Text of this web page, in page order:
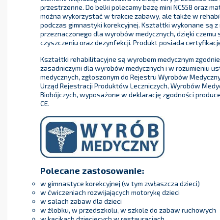
przestrzenne. Do belki polecamy bazę mini NC558 oraz
można wykorzystać w trakcie zabawy, ale także w
podczas gimnastyki korekcyjnej. Kształtki wykonane są z
przeznaczonego dla wyrobów medycznych, dzięki czemu
czyszczeniu oraz dezynfekcji. Produkt posiada
Kształtki rehabilitacyjne są wyrobem medycznym
zasadniczymi dla wyrobów medycznych i w rozumieniu
medycznych, zgłoszonym do Rejestru Wyrobów
Urząd Rejestracji Produktów Leczniczych, Wyrobów
Biobójczych, wyposażone w deklarację zgodności
CE.
Polecane zastosowanie:
w gimnastyce korekcyjnej (w tym zwłaszcza dzieci)
w ćwiczeniach rozwijających motorykę dzieci
w salach zabaw dla dzieci
w żłobku, w przedszkolu, w szkole do zabaw ruchowych